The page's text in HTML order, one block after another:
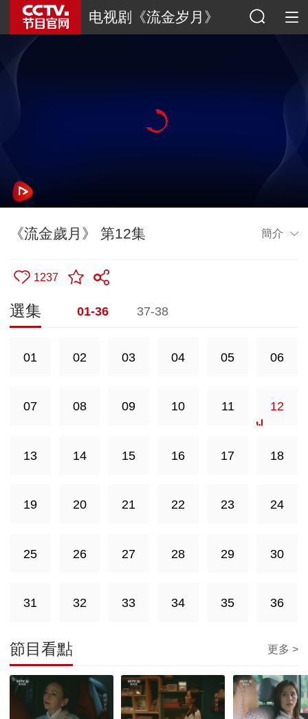
电视剧《流金岁月》
《流金歲月》 第12集 簡介
1237
選集 01-36 37-38
01 02 03 04 05 06
07 08 09 10 11 12
13 14 15 16 17 18
19 20 21 22 23 24
25 26 27 28 29 30
31 32 33 34 35 36
節目看點 更多 >